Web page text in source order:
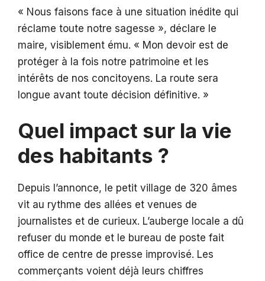
« Nous faisons face à une situation inédite qui
réclame toute notre sagesse », déclare le
maire, visiblement ému. « Mon devoir est de
protéger à la fois notre patrimoine et les
intérêts de nos concitoyens. La route sera
longue avant toute décision définitive. »
Quel impact sur la vie
des habitants ?
Depuis l’annonce, le petit village de 320 âmes
vit au rythme des allées et venues de
journalistes et de curieux. L’auberge locale a dû
refuser du monde et le bureau de poste fait
office de centre de presse improvisé. Les
commerçants voient déjà leurs chiffres